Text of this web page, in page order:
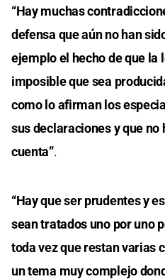
“Hay muchas
defensa que aún no han
ejemplo el hecho de que la
imposible que sea
como lo afirman los
sus declaraciones y que no
cuenta”.
“Hay que ser prudentes y
sean tratados uno por uno
toda vez que restan varias
un tema muy complejo